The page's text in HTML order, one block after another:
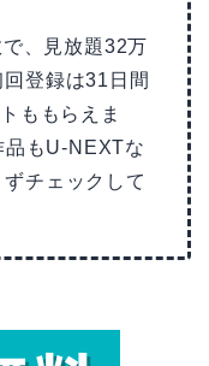
、見放題32万
登録は31日間
ももらえま
もU-NEXTな
チェックして